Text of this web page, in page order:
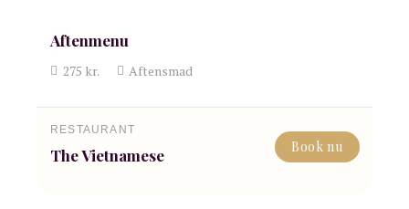
Aftenmenu
275 kr. Aftensmad
RESTAURANT
The Vietnamese Book nu